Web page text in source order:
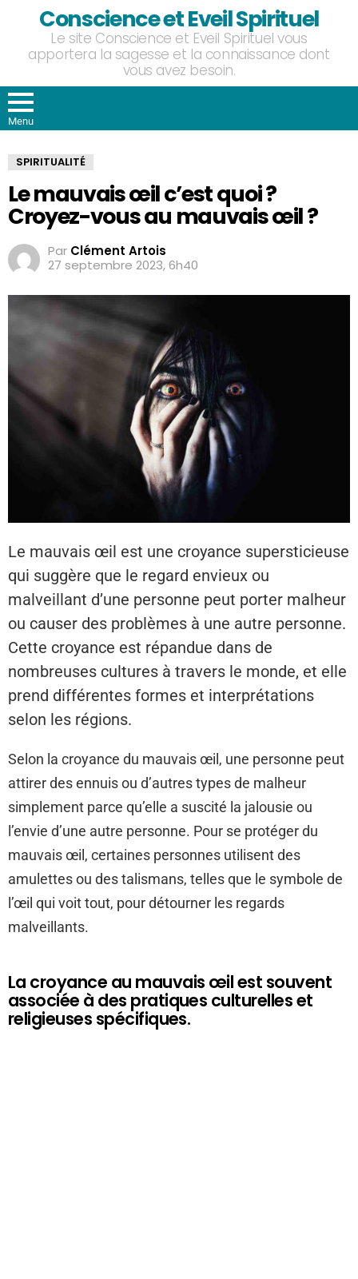
Conscience et Eveil Spirituel
Le site Conscience et Eveil Spirituel vous
apportera la sagesse et la connaissance dont
vous avez besoin.
Menu
SPIRITUALITÉ
Le mauvais œil c’est quoi ?
Croyez-vous au mauvais œil ?
Par Clément Artois
27 septembre 2023, 6h40
Le mauvais œil est une croyance supersticieuse
qui suggère que le regard envieux ou
malveillant d’une personne peut porter malheur
ou causer des problèmes à une autre personne.
Cette croyance est répandue dans de
nombreuses cultures à travers le monde, et elle
prend différentes formes et interprétations
selon les régions.
Selon la croyance du mauvais œil, une personne peut
attirer des ennuis ou d’autres types de malheur
simplement parce qu’elle a suscité la jalousie ou
l’envie d’une autre personne. Pour se protéger du
mauvais œil, certaines personnes utilisent des
amulettes ou des talismans, telles que le symbole de
l’œil qui voit tout, pour détourner les regards
malveillants.
La croyance au mauvais œil est souvent
associée à des pratiques culturelles et
religieuses spécifiques.